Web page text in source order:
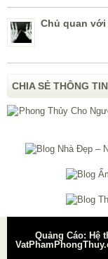
Chủ quan
CHIA SẺ THÔNG TIN
Quảng Cáo: Hệ